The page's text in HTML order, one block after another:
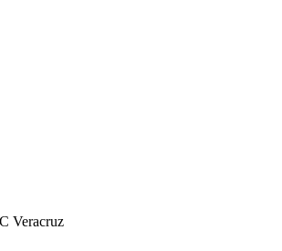
Veracruz